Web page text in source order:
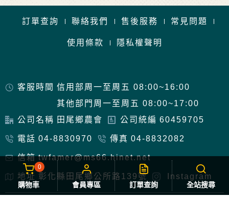
訂單查詢 聯絡我們 售後服務 常見問題
使用條款 隱私權聲明
客服時間 信用部周一至周五 08:00~16:00
其他部門周一至周五 08:00~17:00
公司名稱 田尾鄉農會 公司統編 60459705
電話 04-8830970 傳真 04-8832082
信箱 twfamer@ms66.hinet.net
地址 彰化縣田尾鄉公所路139號 Instagram
0
購物車 會員專區 訂單查詢 全站搜尋